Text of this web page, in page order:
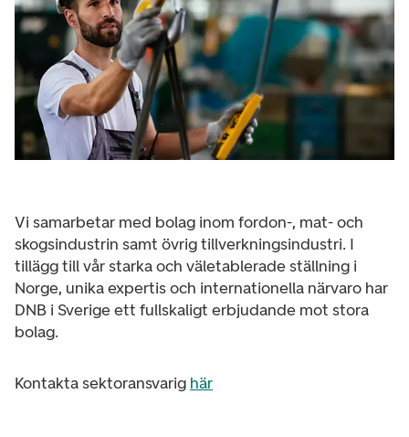
Vi samarbetar med bolag inom fordon-, mat- och
skogsindustrin samt övrig tillverkningsindustri. I
tillägg till vår starka och väletablerade ställning i
Norge, unika expertis och internationella närvaro har
DNB i Sverige ett fullskaligt erbjudande mot stora
bolag.
Kontakta sektoransvarig här